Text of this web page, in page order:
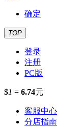
确定
TOP
登录
注册
PC版
$1 = 6.74元
客服中心
分店指南